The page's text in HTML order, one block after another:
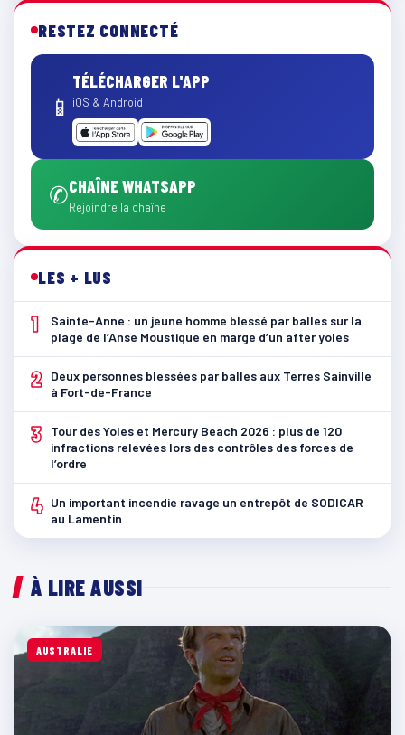
RESTEZ CONNECTÉ
📱
TÉLÉCHARGER L'APP
iOS & Android
✆CHAÎNE WHATSAPP
Rejoindre la chaîne
LES + LUS
1
Sainte-Anne : un jeune homme blessé par balles sur la
plage de l’Anse Moustique en marge d’un after yoles
2
Deux personnes blessées par balles aux Terres Sainville
à Fort-de-France
3
Tour des Yoles et Mercury Beach 2026 : plus de 120
infractions relevées lors des contrôles des forces de
l’ordre
4 Un important incendie ravage un entrepôt de SODICAR
au Lamentin
À LIRE AUSSI
AUSTRALIE